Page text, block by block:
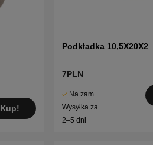
Kup!
Podkładka 10,5X20X2
7PLN
Na zam.
Wysyłka za
2–5 dni